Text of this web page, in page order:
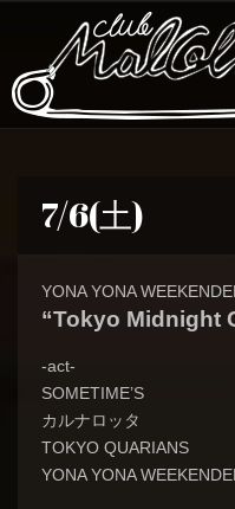
7/6(土)
YONA YONA
“Tokyo Midnight
-act-
SOMETIME’S
カルナロッタ
TOKYO QUARIANS
YONA YONA